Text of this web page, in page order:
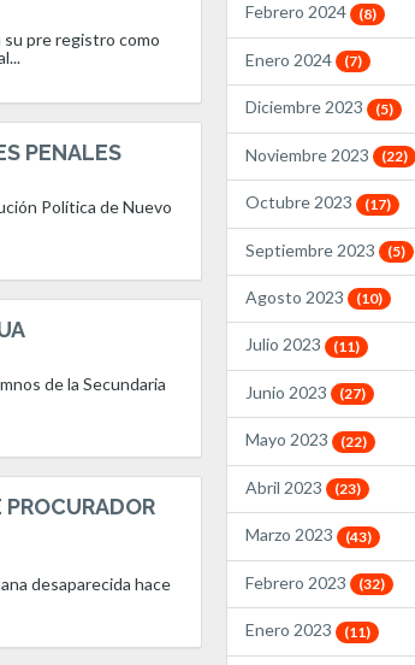
su pre registro como
PENALES
Política de Nuevo
de la Secundaria
PROCURADOR
desaparecida hace
Febrero 2024 (8)
Enero 2024 (7)
Diciembre 2023 (5)
Noviembre 2023 (22)
Octubre 2023 (17)
Septiembre 2023 (5)
Agosto 2023 (10)
Julio 2023 (11)
Junio 2023 (27)
Mayo 2023 (22)
Abril 2023 (23)
Marzo 2023 (43)
Febrero 2023 (32)
Enero 2023 (11)